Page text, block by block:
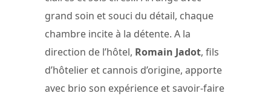
grand soin et souci du détail, chaque
chambre incite à la détente. A la
direction de l’hôtel, Romain Jadot, fils
d’hôtelier et cannois d’origine, apporte
avec brio son expérience et savoir-faire